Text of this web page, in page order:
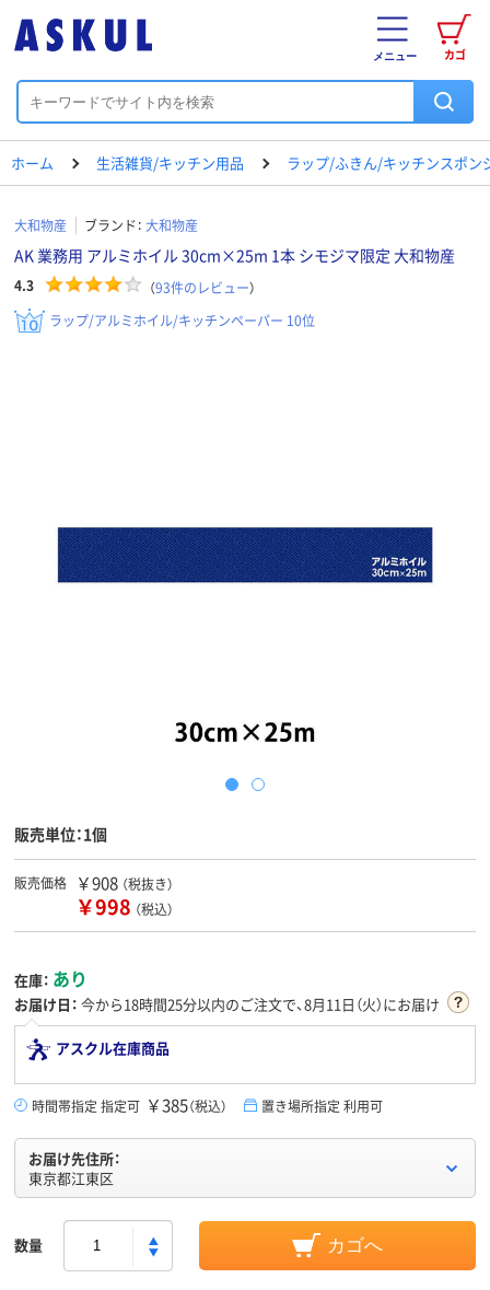
カゴ
メニュー
ホーム 生活雑貨/キッチン用品 ラップ/ふきん/キッチンスポン
大和物産 ブランド： 大和物産
AK 業務用 アルミホイル 30cm×25m 1本 シモジマ限定 大和物産
4.3 （93件のレビュー）
ラップ/アルミホイル/キッチンペーパー 10位
販売単位：1個
販売価格 ￥908 （税抜き）
￥998 （税込）
在庫： あり
お届け日： 今から18時間25分以内のご注文で、8月11日（火）にお届け
アスクル在庫商品
時間帯指定 指定可 ￥385（税込） 置き場所指定 利用可
お届け先住所：
東京都江東区
数量 カゴへ